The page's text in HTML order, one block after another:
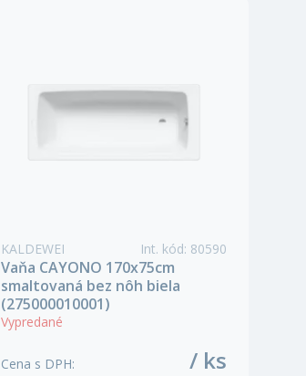
KALDEWEI Int. kód: 80590
Vaňa CAYONO 170x75cm
smaltovaná bez nôh biela
(275000010001)
Vypredané
Cena s DPH: / ks